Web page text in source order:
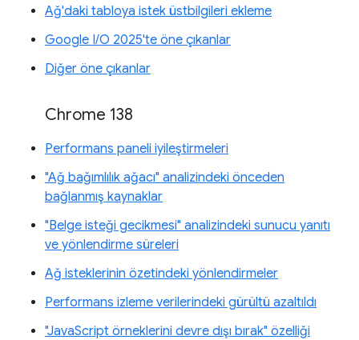
Ağ'daki tabloya istek üstbilgileri ekleme
Google I/O 2025'te öne çıkanlar
Diğer öne çıkanlar
Chrome 138
Performans paneli iyileştirmeleri
"Ağ bağımlılık ağacı" analizindeki önceden
bağlanmış kaynaklar
"Belge isteği gecikmesi" analizindeki sunucu yanıtı
ve yönlendirme süreleri
Ağ isteklerinin özetindeki yönlendirmeler
Performans izleme verilerindeki gürültü azaltıldı
"JavaScript örneklerini devre dışı bırak" özelliği